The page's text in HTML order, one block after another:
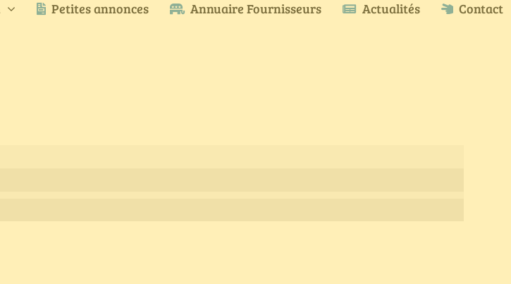
Petites annonces Annuaire Fournisseurs Actualités Contact